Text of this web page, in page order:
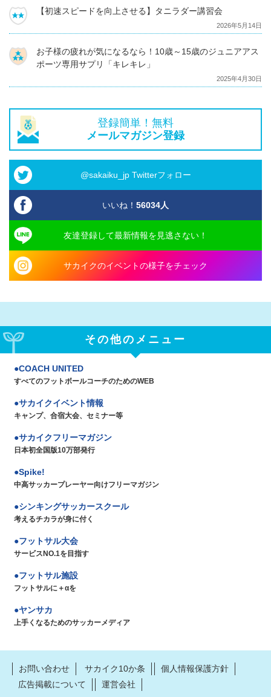
【初速スピードを向上させる】タニラダー講習会
2026年5月14日
お子様の疲れが気になるなら！10歳～15歳のジュニアアス
ポーツ専用サプリ「キレキレ」
2025年4月30日
登録簡単！無料
メールマガジン登録
@sakaiku_jp Twitterフォロー
いいね！ 56034人
友達登録して最新情報を見逃さない！
サカイクのイベントの様子をチェック
その他のメニュー
COACH UNITED
すべてのフットボールコーチのためのWEB
サカイクイベント情報
キャンプ、合宿大会、セミナー等
サカイクフリーマガジン
日本初全国版10万部発行
Spike!
中高サッカープレーヤー向けフリーマガジン
シンキングサッカースクール
考えるチカラが身に付く
フットサル大会
サービスNO.1を目指す
フットサル施設
フットサルに＋αを
ヤンサカ
上手くなるためのサッカーメディア
お問い合わせ サカイク10か条
個人情報保護方針
広告掲載について
運営会社